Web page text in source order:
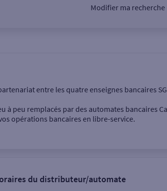
Modifier ma recherche
de monnaie €
entre les quatre enseignes bancaires
peu remplacés par des automates bancaires
opérations bancaires en libre-service.
du distributeur/automate